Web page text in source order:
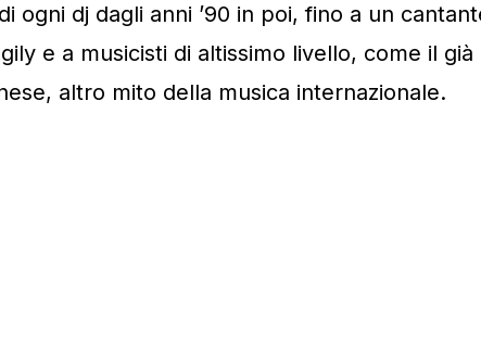
ogni dj dagli anni ’90 in poi, fino a un
e a musicisti di altissimo livello, come il già
altro mito della musica internazionale.